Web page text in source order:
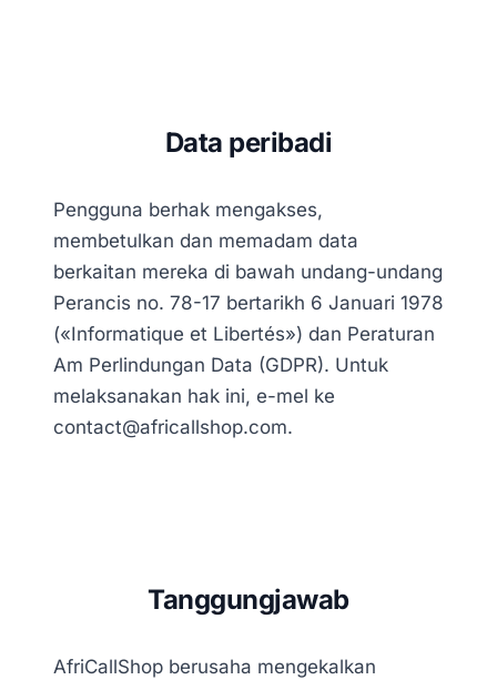
Data peribadi
Pengguna berhak mengakses,
membetulkan dan memadam data
berkaitan mereka di bawah undang-undang
Perancis no. 78-17 bertarikh 6 Januari 1978
(«Informatique et Libertés») dan Peraturan
Am Perlindungan Data (GDPR). Untuk
melaksanakan hak ini, e-mel ke
contact@africallshop.com.
Tanggungjawab
AfriCallShop berusaha mengekalkan